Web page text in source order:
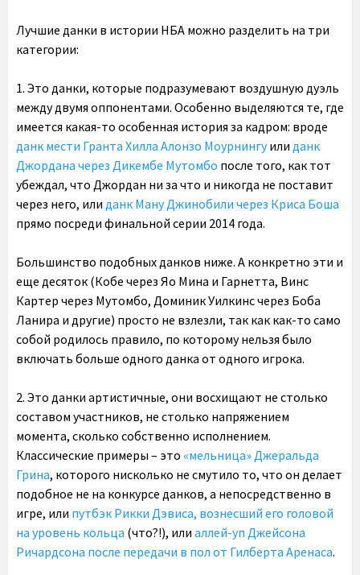
Лучшие данки в истории НБА можно разделить на три
категории:
1. Это данки, которые подразумевают воздушную дуэль
между двумя оппонентами. Особенно выделяются те, где
имеется какая-то особенная история за кадром: вроде
данк мести Гранта Хилла Алонзо Моурнингуили данк
Джордана через Дикембе Мутомбо после того, как тот
убеждал, что Джордан ни за что и никогда не поставит
через него, или данк Ману Джинобили через Криса Боша
прямо посреди финальной серии 2014 года.
Большинство подобных данков ниже. А конкретно эти и
еще десяток (Кобе через Яо Мина и Гарнетта, Винс
Картер через Мутомбо, Доминик Уилкинс через Боба
Ланира и другие) просто не взлезли, так как как-то само
собой родилось правило, по которому нельзя было
включать больше одного данка от одного игрока.
2. Это данки артистичные, они восхищают не столько
составом участников, не столько напряжением
момента, сколько собственно исполнением.
Классические примеры – это «мельница» Джеральда
Грина, которого нисколько не смутило то, что он делает
подобное не на конкурсе данков, а непосредственно в
игре, или путбэк Рикки Дэвиса, вознесший его головой
на уровень кольца (что?!), или аллей-уп Джейсона
Ричардсона после передачи в пол от Гилберта Аренаса.